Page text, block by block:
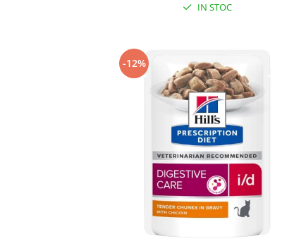
IN STOC
-12%